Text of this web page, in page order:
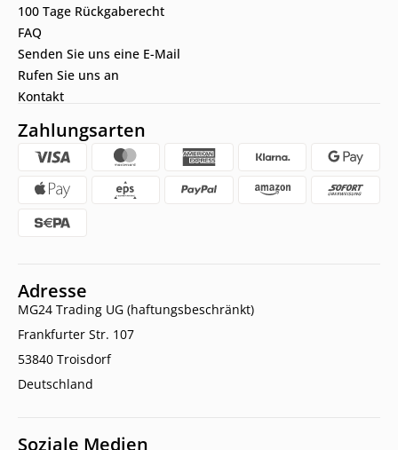
100 Tage Rückgaberecht
FAQ
Senden Sie uns eine E-Mail
Rufen Sie uns an
Kontakt
Zahlungsarten
Adresse
MG24 Trading UG (haftungsbeschränkt)
Frankfurter Str. 107
53840 Troisdorf
Deutschland
Soziale Medien